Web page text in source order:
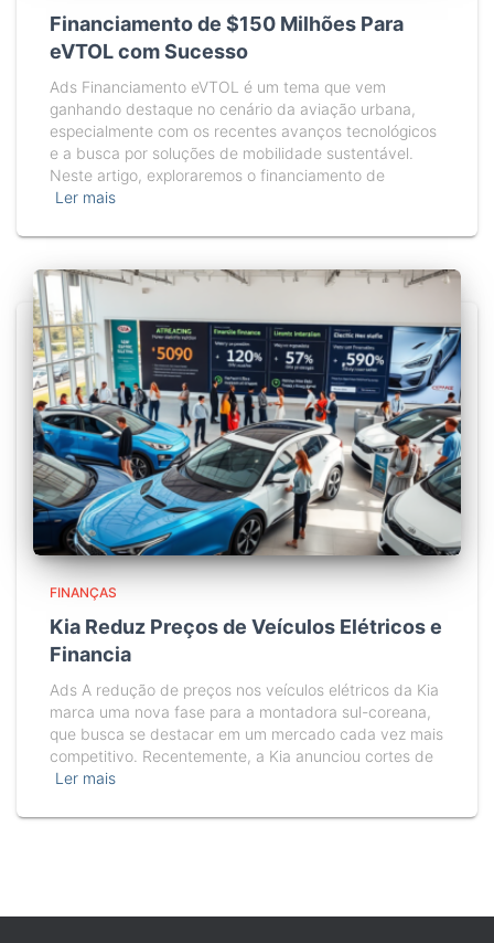
Financiamento de $150 Milhões Para
eVTOL com Sucesso
Ads Financiamento eVTOL é um tema que vem
ganhando destaque no cenário da aviação urbana,
especialmente com os recentes avanços tecnológicos
e a busca por soluções de mobilidade sustentável.
Neste artigo, exploraremos o financiamento de
Ler mais
FINANÇAS
Kia Reduz Preços de Veículos Elétricos e
Financia
Ads A redução de preços nos veículos elétricos da Kia
marca uma nova fase para a montadora sul-coreana,
que busca se destacar em um mercado cada vez mais
competitivo. Recentemente, a Kia anunciou cortes de
Ler mais